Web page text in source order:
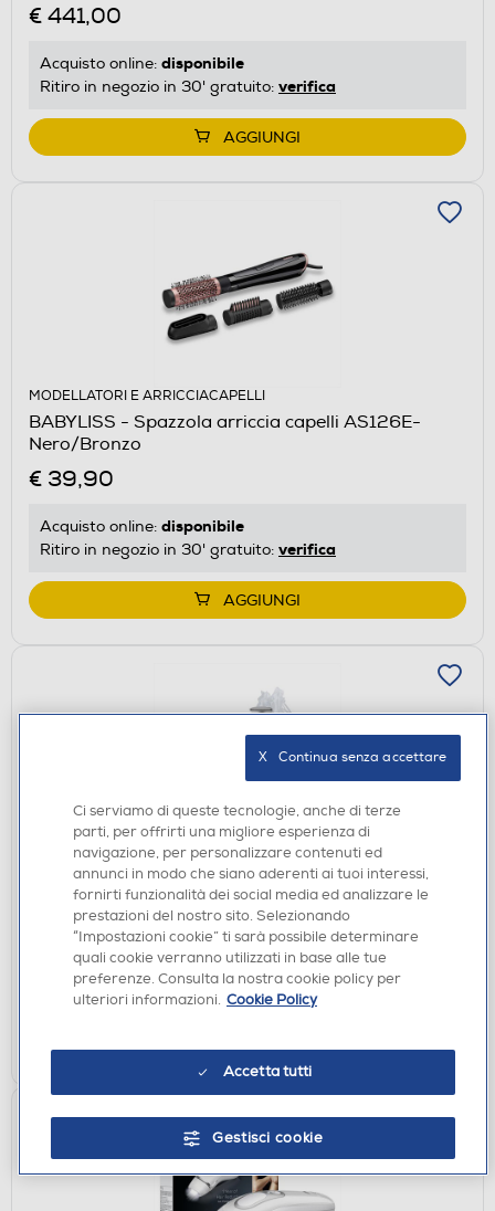
€ 441,00
Acquisto online: disponibile
Ritiro in negozio in 30' gratuito: verifica
AGGIUNGI
MODELLATORI E ARRICCIACAPELLI
BABYLISS - Spazzola arriccia capelli AS126E-
Nero/Bronzo
€ 39,90
Acquisto online: disponibile
Ritiro in negozio in 30' gratuito: verifica
AGGIUNGI
EPILATORI E DEPILATORI
BRAUN - SILK-ÉPIL BIKINI STYLER FG1100-Rosa
€ 29,90
Acquisto online:disponibile
Ritiro in negozio in 30' gratuito:verifica
Consegna Gratuita
Ci serviamo di queste tecnologie, anche di terze
parti, per offrirti una migliore esperienza di
navigazione, per personalizzare contenuti ed
annunci in modo che siano aderenti ai tuoi interessi,
fornirti funzionalità dei social media ed analizzare le
prestazioni del nostro sito. Selezionando
“Impostazioni cookie” ti sarà possibile determinare
quali cookie verranno utilizzati in base alle tue
preferenze. Consulta la nostra cookie policy per
ulteriori informazioni. Cookie Policy
Accetta tutti
Gestisci cookie
X   Continua senza accettare